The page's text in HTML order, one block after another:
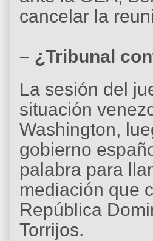
cancelar la
– ¿Tribunal
La sesión del
situación
Washington,
gobierno
palabra para
mediación que
República
Torrijos.